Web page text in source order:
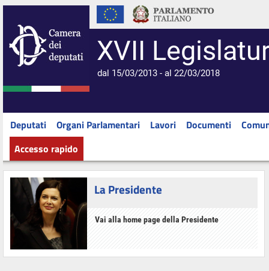
XVII
dal 15/03/2013 - al 22/03/2018
Deputati Organi Parlamentari Lavori Documenti
Accesso rapido
La Presidente
Vai alla home page della Presidente